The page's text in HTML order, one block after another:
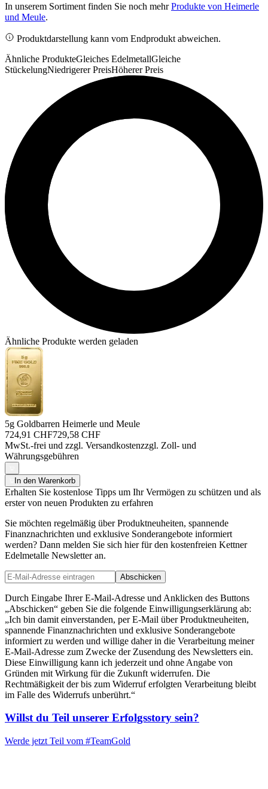
In unserem Sortiment finden Sie noch mehrProdukte von Heimerle
und Meule.
Produktdarstellung kann vom Endprodukt abweichen.
Ähnliche ProdukteGleiches EdelmetallGleiche
StückelungNiedrigerer PreisHöherer Preis
Ähnliche Produkte werden geladen
5g Goldbarren Heimerle und Meule
724,91 CHF729,58 CHF
MwSt.-frei und zzgl. Versandkostenzzgl. Zoll- und
Währungsgebühren
In den Warenkorb
Erhalten Sie kostenlose Tipps um Ihr Vermögen zu schützen und als
erster von neuen Produkten zu erfahren
Sie möchten regelmäßig über Produktneuheiten, spannende
Finanznachrichten und exklusive Sonderangebote informiert
werden? Dann melden Sie sich hier für den kostenfreien Kettner
Edelmetalle Newsletter an.
Abschicken
Durch Eingabe Ihrer E-Mail-Adresse und Anklicken des Buttons
„Abschicken“ geben Sie die folgende Einwilligungserklärung ab:
„Ich bin damit einverstanden, per E-Mail über Produktneuheiten,
spannende Finanznachrichten und exklusive Sonderangebote
informiert zu werden und willige daher in die Verarbeitung meiner
E-Mail-Adresse zum Zwecke der Zusendung des Newsletters ein.
Diese Einwilligung kann ich jederzeit und ohne Angabe von
Gründen mit Wirkung für die Zukunft widerrufen. Die
Rechtmäßigkeit der bis zum Widerruf erfolgten Verarbeitung bleibt
im Falle des Widerrufs unberührt.“
Willst du Teil unserer Erfolgsstory sein?
Werde jetzt Teil vom #TeamGold